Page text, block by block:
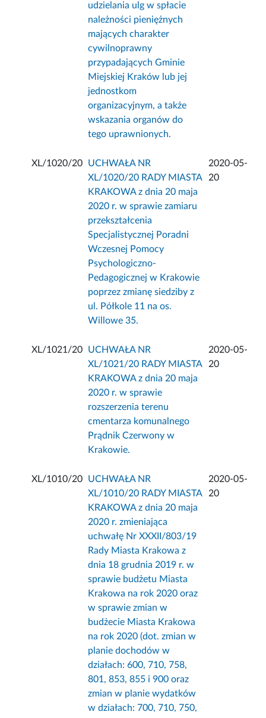
udzielania ulg w spłacie
należności pieniężnych
mających charakter
cywilnoprawny
przypadających Gminie
Miejskiej Kraków lub jej
jednostkom
organizacyjnym, a także
wskazania organów do
tego uprawnionych.
XL/1020/20
UCHWAŁA NR
XL/1020/20 RADY MIASTA
KRAKOWA z dnia 20 maja
2020 r. w sprawie zamiaru
przekształcenia
Specjalistycznej Poradni
Wczesnej Pomocy
Psychologiczno-
Pedagogicznej w Krakowie
poprzez zmianę siedziby z
ul. Półkole 11 na os.
Willowe 35.
2020-05-
20
XL/1021/20
UCHWAŁA NR
XL/1021/20 RADY MIASTA
KRAKOWA z dnia 20 maja
2020 r. w sprawie
rozszerzenia terenu
cmentarza komunalnego
Prądnik Czerwony w
Krakowie.
2020-05-
20
XL/1010/20
UCHWAŁA NR
XL/1010/20 RADY MIASTA
KRAKOWA z dnia 20 maja
2020 r. zmieniająca
uchwałę Nr XXXII/803/19
Rady Miasta Krakowa z
dnia 18 grudnia 2019 r. w
sprawie budżetu Miasta
Krakowa na rok 2020 oraz
w sprawie zmian w
budżecie Miasta Krakowa
na rok 2020 (dot. zmian w
planie dochodów w
działach: 600, 710, 758,
801, 853, 855 i 900 oraz
zmian w planie wydatków
w działach: 700, 710, 750,
2020-05-
20